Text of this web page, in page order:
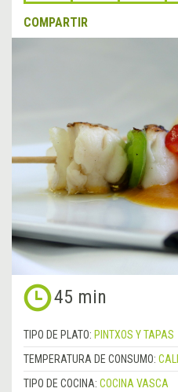
COMPARTIR
45 min
TIPO DE PLATO: PINTXOS Y TAPAS
TEMPERATURA DE CONSUMO:
TIPO DE COCINA: COCINA VASCA